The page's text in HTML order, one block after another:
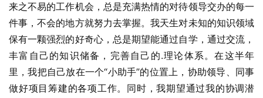
来之不易的工作机会，总是充满热情的对待领导交办的每一
件事，不会的地方就努力去掌握。我天生对未知的知识领域
保有一颗强烈的好奇心，总是期望能通过自学，通过交流，
丰富自己的知识储备，完善自己的.理论体系。在这半年
里，我把自己放在一个“小助手”的位置上，协助领导、同事
做好项目筹建的各项工作。同时，我期望通过我的协调潜